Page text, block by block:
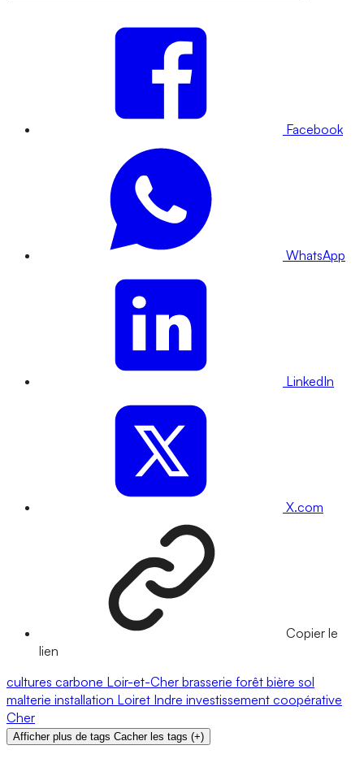
Facebook
WhatsApp
LinkedIn
X.com
Copier le
lien
cultures carbone Loir-et-Cher brasserie forêt bière sol
malterie installation Loiret Indre investissement coopérative
Cher
Afficher plus de tags Cacher les tags (+)